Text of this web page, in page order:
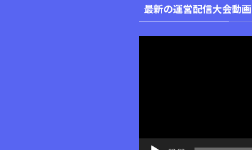
最新の運営配信大会動画